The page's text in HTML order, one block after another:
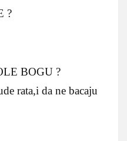
?
BOGU ?
rata,i da ne bacaju